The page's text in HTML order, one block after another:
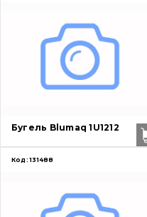
Бугель Blumaq 1U1212
Код: 131488